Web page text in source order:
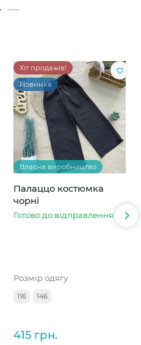
Хіт продажів!
Новинка
Власне виробництво
Палаццо костюмка
чорні
Готово до відправлення
Розмір одягу
116 146
415 грн.